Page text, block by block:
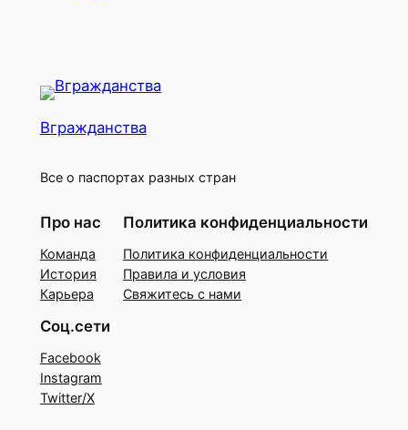
Вгражданства
Все о паспортах разных стран
Про нас
Команда
История
Карьера
Политика конфиденциальности
Политика конфиденциальности
Правила и условия
Свяжитесь с нами
Соц.сети
Facebook
Instagram
Twitter/X